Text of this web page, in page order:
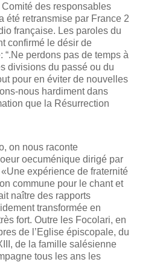
Comité des responsables
été retransmise par France 2
française. Les paroles du
confirmé le désir de
“.Ne perdons pas de temps à
divisions du passé ou du
pour en éviter de nouvelles
nous hardiment dans
que la Résurrection
on nous raconte
oecuménique dirigé par
expérience de fraternité
commune pour le chant et
naître des rapports
transformée en
fort. Outre les Focolari, en
de l’Eglise épiscopale, du
de la famille salésienne
tous les ans les